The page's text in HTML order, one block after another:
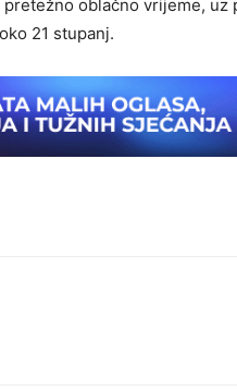
oblačno vrijeme, uz
21 stupanj.